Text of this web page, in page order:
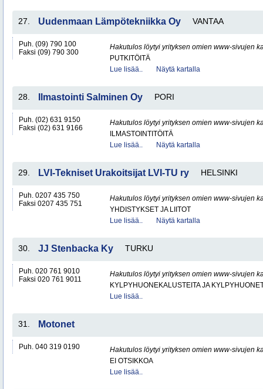
27. Uudenmaan Lämpötekniikka Oy VANTAA
Puh. (09) 790 100
Faksi (09) 790 300
Hakutulos löytyi yrityksen omien www-sivujen
PUTKITÖITÄ
Lue lisää..
Näytä kartalla
28. Ilmastointi Salminen Oy PORI
Puh. (02) 631 9150
Faksi (02) 631 9166
Hakutulos löytyi yrityksen omien www-sivujen
ILMASTOINTITÖITÄ
Lue lisää..
Näytä kartalla
29. LVI-Tekniset Urakoitsijat LVI-TU ry HELSINKI
Puh. 0207 435 750
Faksi 0207 435 751
Hakutulos löytyi yrityksen omien www-sivujen
YHDISTYKSET JA LIITOT
Lue lisää..
Näytä kartalla
30. JJ Stenbacka Ky TURKU
Puh. 020 761 9010
Faksi 020 761 9011
Hakutulos löytyi yrityksen omien www-sivujen
KYLPYHUONEKALUSTEITA JA
Lue lisää..
31. Motonet
Puh. 040 319 0190
Hakutulos löytyi yrityksen omien www-sivujen
EI OTSIKKOA
Lue lisää..